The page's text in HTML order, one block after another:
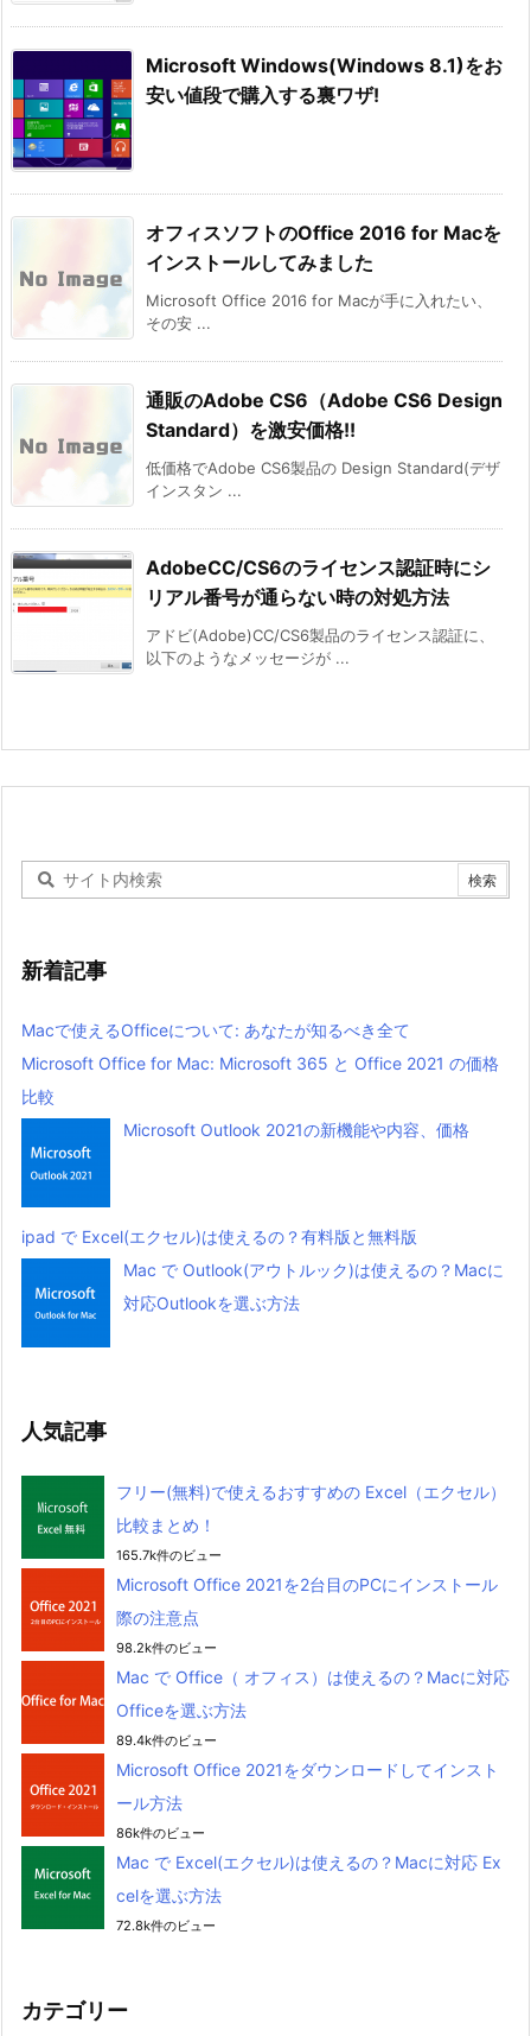
Microsoft Windows(Windows 8.1)をお
安い値段で購入する裏ワザ!
オフィスソフトのOffice 2016 for Macを
インストールしてみました
Microsoft Office 2016 for Macが手に入れたい、
その安 ...
通販のAdobe CS6（Adobe CS6 Design
Standard）を激安価格!!
低価格でAdobe CS6製品の Design Standard(デザ
インスタン ...
AdobeCC/CS6のライセンス認証時にシ
リアル番号が通らない時の対処方法
アドビ(Adobe)CC/CS6製品のライセンス認証に、
以下のようなメッセージが ...
新着記事
Macで使えるOfficeについて: あなたが知るべき全て
Microsoft Office for Mac: Microsoft 365 と Office 2021 の価格
比較
Microsoft Outlook 2021の新機能や内容、価格
ipad で Excel(エクセル)は使えるの？有料版と無料版
Mac で Outlook(アウトルック)は使えるの？Macに
対応Outlookを選ぶ方法
人気記事
フリー(無料)で使えるおすすめの Excel（エクセル）
比較まとめ！
165.7k件のビュー
Microsoft Office 2021を2台目のPCにインストール
際の注意点
98.2k件のビュー
Mac で Office（ オフィス）は使えるの？Macに対応
Officeを選ぶ方法
89.4k件のビュー
Microsoft Office 2021をダウンロードしてインスト
ール方法
86k件のビュー
Mac で Excel(エクセル)は使えるの？Macに対応 Ex
celを選ぶ方法
72.8k件のビュー
カテゴリー